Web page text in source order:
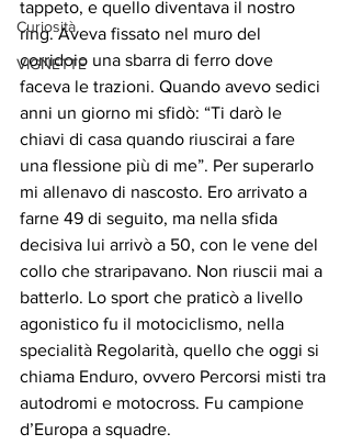
Curiosità
VIGNETTE
tappeto, e quello diventava il nostro
ring. Aveva fissato nel muro del
corridoio una sbarra di ferro dove
faceva le trazioni. Quando avevo sedici
anni un giorno mi sfidò: “Ti darò le
chiavi di casa quando riuscirai a fare
una flessione più di me”. Per superarlo
mi allenavo di nascosto. Ero arrivato a
farne 49 di seguito, ma nella sfida
decisiva lui arrivò a 50, con le vene del
collo che straripavano. Non riuscii mai a
batterlo. Lo sport che praticò a livello
agonistico fu il motociclismo, nella
specialità Regolarità, quello che oggi si
chiama Enduro, ovvero Percorsi misti tra
autodromi e motocross. Fu campione
d’Europa a squadre.